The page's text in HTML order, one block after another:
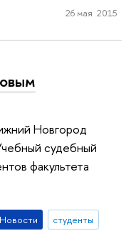
26 мая 2015
Новгород
судебный
факультета
Новости
студенты